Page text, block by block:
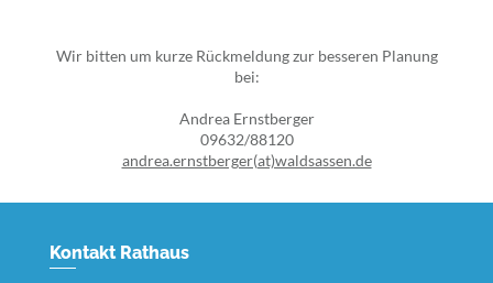
Wir bitten um kurze Rückmeldung zur besseren Planung
bei:
Andrea Ernstberger
09632/88120
andrea.ernstberger(at)waldsassen.de
Kontakt Rathaus